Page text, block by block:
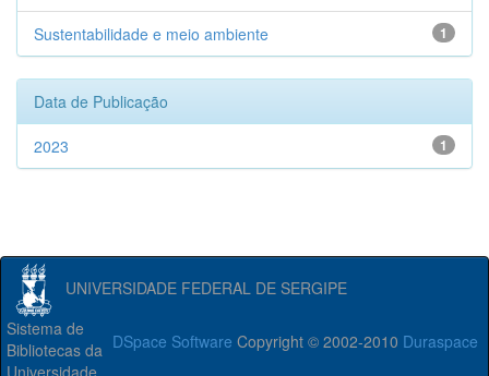
1
Sustentabilidade e meio ambiente
Data de Publicação
1
2023
UNIVERSIDADE FEDERAL DE SERGIPE
DSpace Software Copyright © 2002-2010 Duraspace
Sistema de
Bibliotecas da
Universidade